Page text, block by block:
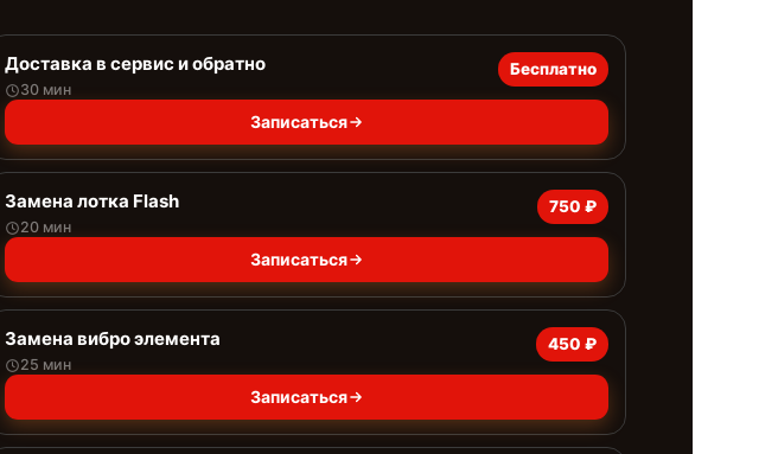
Доставка в сервис и обратно
30 мин
Бесплатно
Записаться
Замена лотка Flash
20 мин
750 ₽
Записаться
Замена вибро элемента
25 мин
450 ₽
Записаться